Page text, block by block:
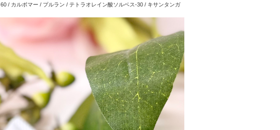
/ カルボマー / プルラン / テトラオレイン酸ソルベス-30 / キサンタンガ